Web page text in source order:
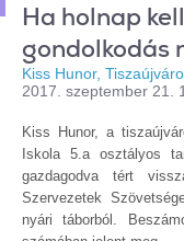
Ha holnap
gondolkodás
Kiss Hunor,
2017. szeptember 21.
Kiss Hunor, a
Iskola 5.a osztályos
gazdagodva tért
Szervezetek
nyári táborból.